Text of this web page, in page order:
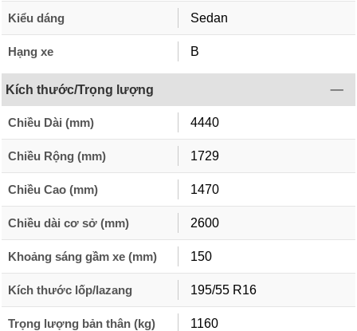
Kiểu dáng Sedan
Hạng xe B
Kích thước/Trọng lượng
Chiều Dài (mm) 4440
Chiều Rộng (mm) 1729
Chiều Cao (mm) 1470
Chiều dài cơ sở (mm) 2600
Khoảng sáng gầm xe (mm) 150
Kích thước lốp/lazang 195/55 R16
Trọng lượng bản thân (kg) 1160